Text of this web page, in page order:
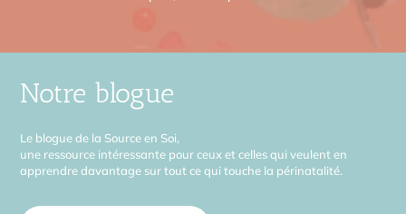
Notre blogue
Le blogue de la Source en Soi,
une ressource intéressante pour ceux et celles qui veulent en
apprendre davantage sur tout ce qui touche la périnatalité.